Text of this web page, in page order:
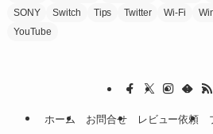
SONY
Switch Tips Twitter Wi-Fi
YouTube
ホーム お問合せ レビュー依頼